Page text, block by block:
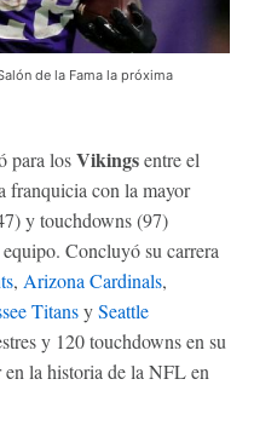
de la Fama la próxima
para losVikingsentre el
franquicia con la mayor
y touchdowns (97)
Concluyó su carrera
, Arizona Cardinals,
TitansySeattle
y 120 touchdowns en su
la historia de la NFL en